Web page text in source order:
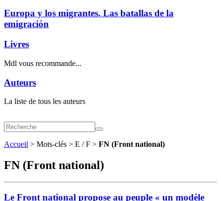
Europa y los migrantes. Las batallas de la
emigración
Livres
Mdl vous recommande...
Auteurs
La liste de tous les auteurs
Accueil > Mots-clés > E / F > FN (Front national)
FN (Front national)
Le Front national propose au peuple « un modèle